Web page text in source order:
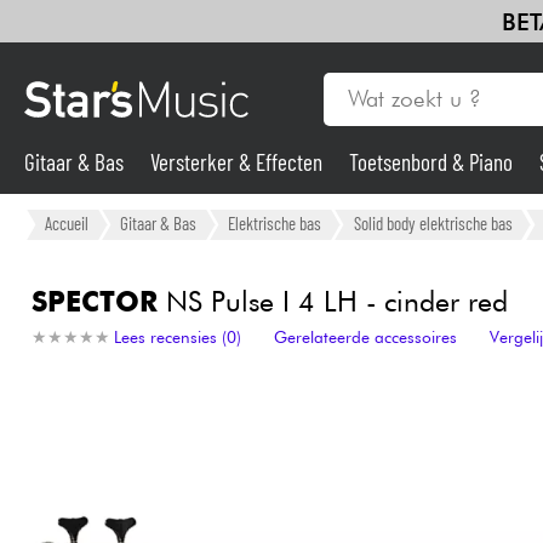
Gitaar & Bas
Synths & samplers
Gitaar & Bas Versterker & Effecten Toetsenbord & Piano
Accueil Gitaar & Bas Elektrische bas Solid body elektrische bas
SPECTOR NS Pulse I 4 LH - cinder red
★ ★ ★ ★ ★
★ ★ ★ ★ ★ Lees recensies (0) Gerelateerde accessoires